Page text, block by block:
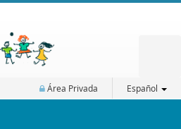
Área Privada Español